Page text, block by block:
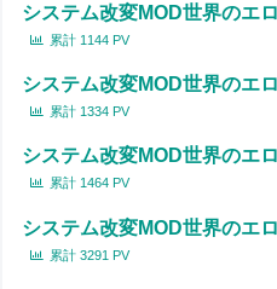
システム改変MOD世界のエ
累計 1144 PV
システム改変MOD世界のエ
累計 1334 PV
システム改変MOD世界のエ
累計 1464 PV
システム改変MOD世界のエ
累計 3291 PV